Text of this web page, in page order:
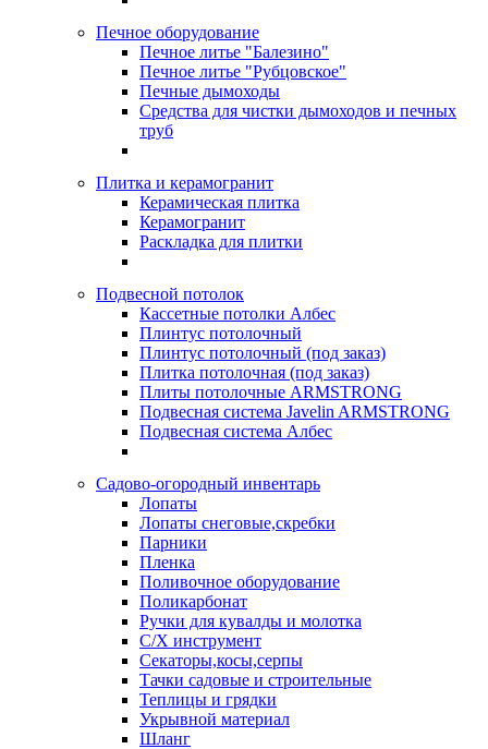
Печное оборудование
Печное литье "Балезино"
Печное литье "Рубцовское"
Печные дымоходы
Средства для чистки дымоходов и печных
труб
Плитка и керамогранит
Керамическая плитка
Керамогранит
Раскладка для плитки
Подвесной потолок
Кассетные потолки Албес
Плинтус потолочный
Плинтус потолочный (под заказ)
Плитка потолочная (под заказ)
Плиты потолочные ARMSTRONG
Подвесная система Javelin ARMSTRONG
Подвесная система Албес
Садово-огородный инвентарь
Лопаты
Лопаты снеговые,скребки
Парники
Пленка
Поливочное оборудование
Поликарбонат
Ручки для кувалды и молотка
С/Х инструмент
Секаторы,косы,серпы
Тачки садовые и строительные
Теплицы и грядки
Укрывной материал
Шланг